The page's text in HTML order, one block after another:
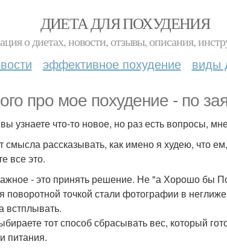
ДИЕТА ДЛЯ ПОХУДЕНИЯ
о диетах, новости, отзывы, описания,
эффективное похудение виды
про мое похудение - по
узнаете что-то новое, но раз есть вопросы,
смысла рассказывать, как имено я худею, что
все это.
- это принять решение. Не "а Хорошо бы
поворотной точкой стали фотографии в
встплывать.
тот способ сбрасывать вес, который
питания.